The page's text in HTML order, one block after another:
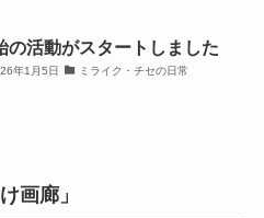
の活動がスタートしました
年1月5日 ミライク・チセの日常
画廊」